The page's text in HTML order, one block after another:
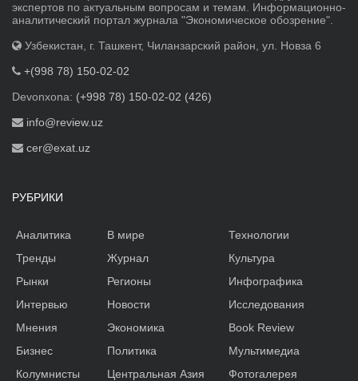
экспертов по актуальным вопросам и темам. Информационно-
аналитический портал журнала "Экономическое обозрение".
Узбекистан, г. Ташкент, Чиланзарский район, ул. Новза 6
+(998 78) 150-02-02
Devonxona: (+998 78) 150-02-02 (426)
info@review.uz
cer@exat.uz
РУБРИКИ
Аналитика
Тренды
Рынки
Интервью
Мнения
Бизнес
Колумнисты
В мире
Журнал
Регионы
Новости
Экономика
Политика
Центральная Азия
Технологии
Культура
Инфографика
Исследования
Book Review
Мультимедиа
Фотогалерея